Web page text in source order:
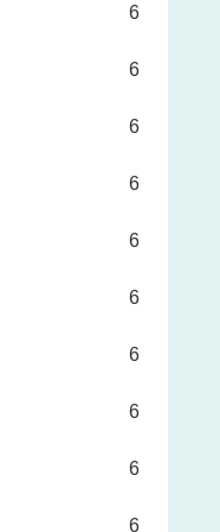
6
6
6
6
6
6
6
6
6
6